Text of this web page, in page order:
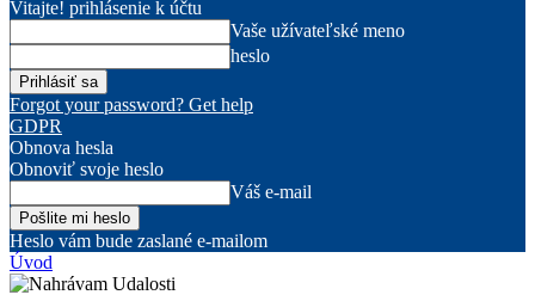
Vitajte! prihlásenie k účtu
Vaše užívateľské meno
heslo
Forgot your password? Get help
GDPR
Obnova hesla
Obnoviť svoje heslo
Váš e-mail
Heslo vám bude zaslané e-mailom
Úvod